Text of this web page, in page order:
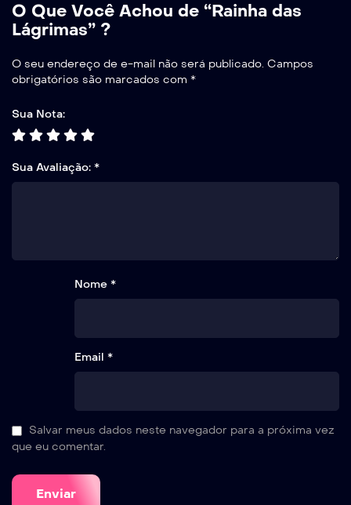
O Que Você Achou de “Rainha das
Lágrimas” ?
O seu endereço de e-mail não será publicado. Campos
obrigatórios são marcados com *
Sua Nota:
Sua Avaliação: *
Nome *
Email *
Salvar meus dados neste navegador para a próxima vez
que eu comentar.